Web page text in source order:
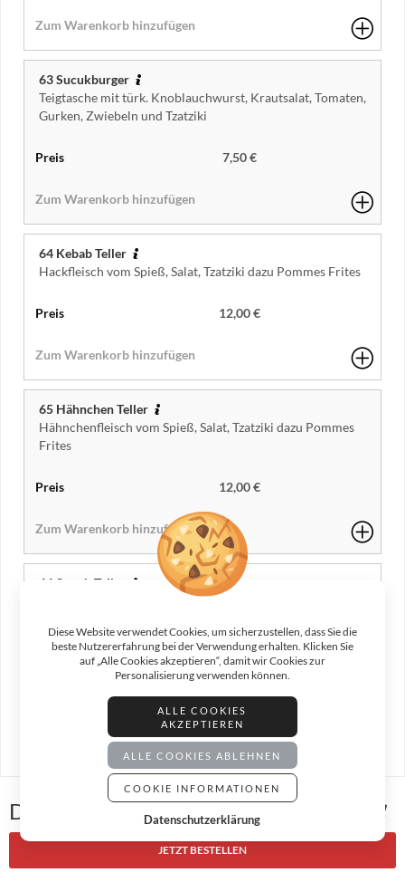
63 Sucukburger
Teigtasche mit türk. Knoblauchwurst, Krautsalat, Tomaten,
Gurken, Zwiebeln und Tzatziki
7,50 €
64 Kebab Teller
Hackfleisch vom Spieß, Salat, Tzatziki dazu Pommes Frites
12,00 €
65 Hähnchen Teller
Hähnchenfleisch vom Spieß, Salat, Tzatziki dazu Pommes
Frites
12,00 €
66 Sucuk Teller
türkische Knoblauchwurst, Krautsalat, Tzatziki dazu
12,00 €
67 Kebab überbacken
Hackfleisch vom Spieß, Zwiebeln, Sauce, Sahne mit Käse¹
überbacken, dazu Brot
Deine Bestellung
JETZT BESTELLEN
Diese Website verwendet Cookies, um sicherzustellen, dass Sie die
beste Nutzererfahrung bei der Verwendung erhalten. Klicken Sie
auf „Alle Cookies akzeptieren“, damit wir Cookies zur
Personalisierung verwenden können.
ALLE COOKIES
AKZEPTIEREN
ALLE COOKIES ABLEHNEN
COOKIE INFORMATIONEN
Datenschutzerklärung